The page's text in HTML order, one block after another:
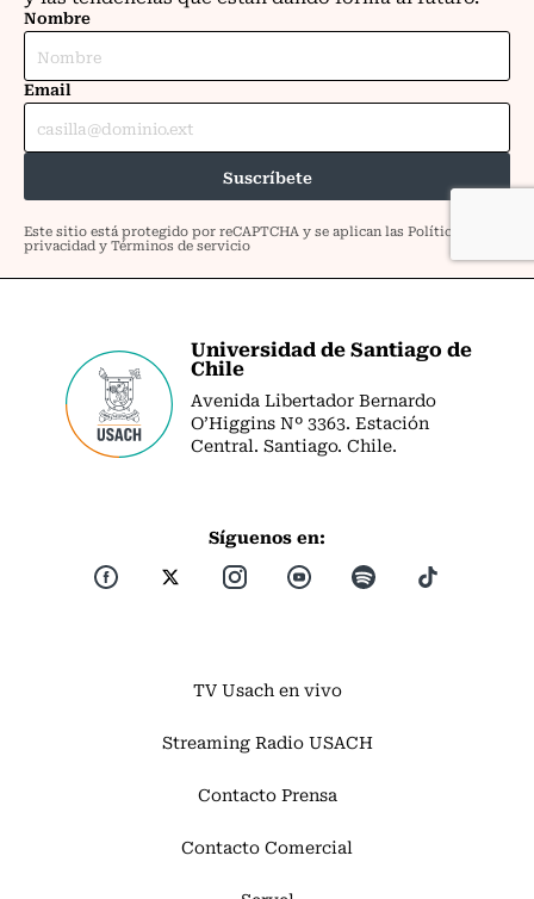
Universidad de Santiago de
Chile
Avenida Libertador Bernardo
O’Higgins Nº 3363. Estación
Central. Santiago. Chile.
Síguenos en:
TV Usach en vivo
Streaming Radio USACH
Contacto Prensa
Contacto Comercial